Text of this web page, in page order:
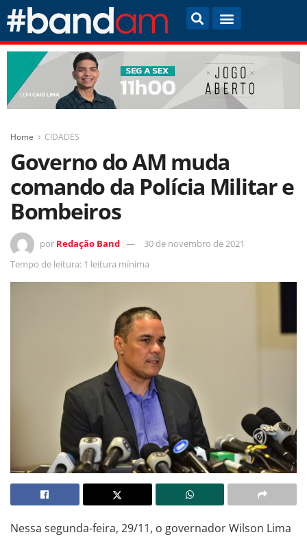
Home CIDADES
Governo do AM muda
comando da Polícia Militar e
Bombeiros
por Redação Band
30 de novembro de 2021
Tempo de leitura: 1 leitura mínima
Nessa segunda-feira, 29/11, o governador Wilson Lima